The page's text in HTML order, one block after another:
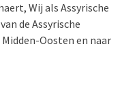
Wij als Assyrische
de Assyrische
Oosten en naar